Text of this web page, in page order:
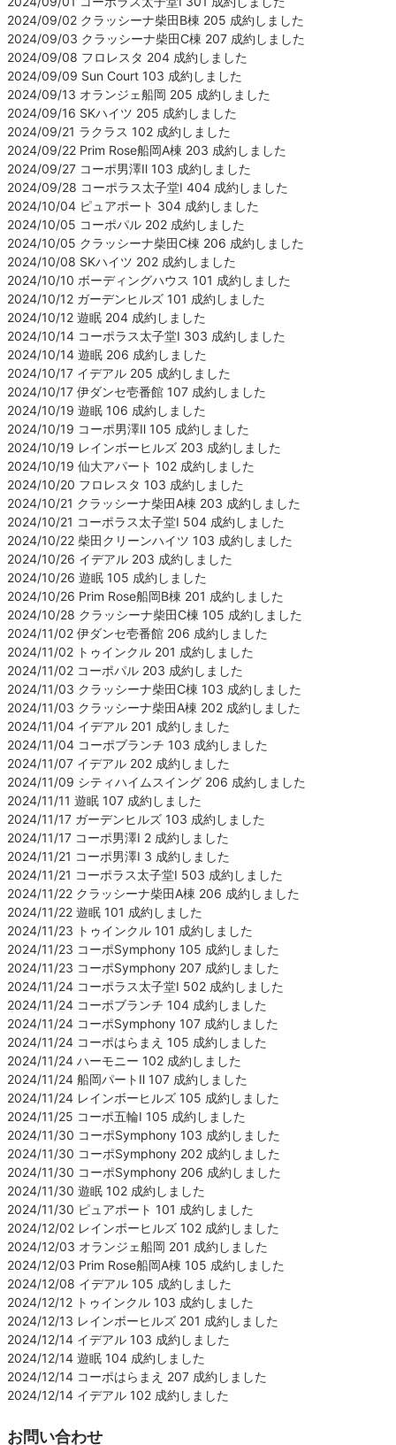
2024/09/02 クラッシーナ柴田B棟 205 成約しました
2024/09/03 クラッシーナ柴田C棟 207 成約しました
2024/09/08 フロレスタ 204 成約しました
2024/09/09 Sun Court 103 成約しました
2024/09/13 オランジェ船岡 205 成約しました
2024/09/16 SKハイツ 205 成約しました
2024/09/21 ラクラス 102 成約しました
2024/09/22 Prim Rose船岡A棟 203 成約しました
2024/09/27 コーポ男澤Ⅱ 103 成約しました
2024/09/28 コーポラス太子堂Ⅰ 404 成約しました
2024/10/04 ピュアポート 304 成約しました
2024/10/05 コーポパル 202 成約しました
2024/10/05 クラッシーナ柴田C棟 206 成約しました
2024/10/08 SKハイツ 202 成約しました
2024/10/10 ボーディングハウス 101 成約しました
2024/10/12 ガーデンヒルズ 101 成約しました
2024/10/12 遊眠 204 成約しました
2024/10/14 コーポラス太子堂Ⅰ 303 成約しました
2024/10/14 遊眠 206 成約しました
2024/10/17 イデアル 205 成約しました
2024/10/17 伊ダンセ壱番館 107 成約しました
2024/10/19 遊眠 106 成約しました
2024/10/19 コーポ男澤Ⅱ 105 成約しました
2024/10/19 レインボーヒルズ 203 成約しました
2024/10/19 仙大アパート 102 成約しました
2024/10/20 フロレスタ 103 成約しました
2024/10/21 クラッシーナ柴田A棟 203 成約しました
2024/10/21 コーポラス太子堂Ⅰ 504 成約しました
2024/10/22 柴田クリーンハイツ 103 成約しました
2024/10/26 イデアル 203 成約しました
2024/10/26 遊眠 105 成約しました
2024/10/26 Prim Rose船岡B棟 201 成約しました
2024/10/28 クラッシーナ柴田C棟 105 成約しました
2024/11/02 伊ダンセ壱番館 206 成約しました
2024/11/02 トゥインクル 201 成約しました
2024/11/02 コーポパル 203 成約しました
2024/11/03 クラッシーナ柴田C棟 103 成約しました
2024/11/03 クラッシーナ柴田A棟 202 成約しました
2024/11/04 イデアル 201 成約しました
2024/11/04 コーポブランチ 103 成約しました
2024/11/07 イデアル 202 成約しました
2024/11/09 シティハイムスイング 206 成約しました
2024/11/11 遊眠 107 成約しました
2024/11/17 ガーデンヒルズ 103 成約しました
2024/11/17 コーポ男澤Ⅰ 2 成約しました
2024/11/21 コーポ男澤Ⅰ 3 成約しました
2024/11/21 コーポラス太子堂Ⅰ 503 成約しました
2024/11/22 クラッシーナ柴田A棟 206 成約しました
2024/11/22 遊眠 101 成約しました
2024/11/23 トゥインクル 101 成約しました
2024/11/23 コーポSymphony 105 成約しました
2024/11/23 コーポSymphony 207 成約しました
2024/11/24 コーポラス太子堂Ⅰ 502 成約しました
2024/11/24 コーポブランチ 104 成約しました
2024/11/24 コーポSymphony 107 成約しました
2024/11/24 コーポはらまえ 105 成約しました
2024/11/24 ハーモニー 102 成約しました
2024/11/24 船岡パートⅡ 107 成約しました
2024/11/24 レインボーヒルズ 105 成約しました
2024/11/25 コーポ五輪Ⅰ 105 成約しました
2024/11/30 コーポSymphony 103 成約しました
2024/11/30 コーポSymphony 202 成約しました
2024/11/30 コーポSymphony 206 成約しました
2024/11/30 遊眠 102 成約しました
2024/11/30 ピュアポート 101 成約しました
2024/12/02 レインボーヒルズ 102 成約しました
2024/12/03 オランジェ船岡 201 成約しました
2024/12/03 Prim Rose船岡A棟 105 成約しました
2024/12/08 イデアル 105 成約しました
2024/12/12 トゥインクル 103 成約しました
2024/12/13 レインボーヒルズ 201 成約しました
2024/12/14 イデアル 103 成約しました
2024/12/14 遊眠 104 成約しました
2024/12/14 コーポはらまえ 207 成約しました
2024/12/14 イデアル 102 成約しました
お問い合わせ